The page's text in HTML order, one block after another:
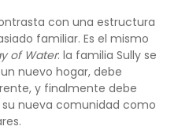
con una estructura
familiar. Es el mismo
of Water: la familia Sully se
nuevo hogar, debe
y finalmente debe
nueva comunidad como